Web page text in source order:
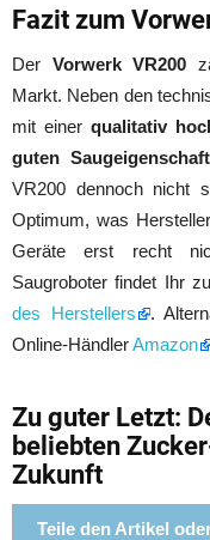
Fazit zum
Der Vorwerk VR200
Markt. Neben den
mit einer qualitativ
guten
VR200 dennoch nicht
Optimum, was
Geräte erst recht
Saugroboter findet Ihr
des Herstellers
.
Online-HändlerAmazon
Zu guter Letzt:
beliebten
Zukunft
Teile den Artikel